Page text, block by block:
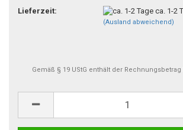
Lieferzeit:
ca. 1-2
(Ausland abweichend)
Gemäß § 19 UStG enthält der